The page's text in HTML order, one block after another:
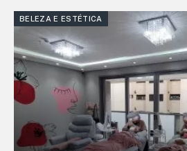
BELEZA E ESTÉTICA